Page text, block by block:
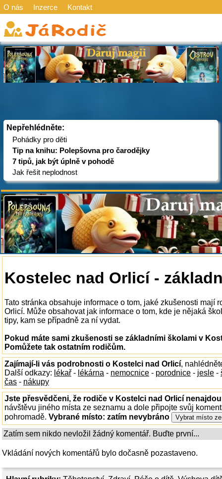
O nás Inzerce Kontakt
Nepřehlédněte:
Pohádky pro děti
Tip na knihu: Polepšovna pro čarodějky
7 tipů, jak být úplně v pohodě
Jak řešit neplodnost
Kostelec nad Orlicí -
Tato stránka obsahuje informace o tom, jaké zkušenosti mají
Orlicí. Může obsahovat jak informace o tom, kde je nějaká
tipy, kam se případně za ní vydat.
Pokud máte sami zkušenosti se základními školami v
Pomůžete tak ostatním rodičům.
Zajímají-li vás podrobnosti o Kostelci nad Orlicí,
Další odkazy: lékař - lékárna - nemocnice - porodnice - jesle -
čas - nákupy
Jste přesvědčeni, že rodiče v Kostelci nad Orlicí
návštěvu jiného místa ze seznamu a dole připojte svůj
pohromadě. Vybrané místo: zatím nevybráno
Zatím sem nikdo nevložil žádný komentář. Buďte první...
Vkládání nových komentářů bylo dočasně pozastaveno.